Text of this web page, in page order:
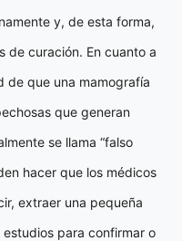
y, de esta forma,
de curación. En cuanto a
de que una mamografía
que generan
se llama “falso
hacer que los médicos
extraer una pequeña
para confirmar o